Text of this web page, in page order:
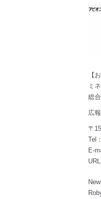
【
ミ
総
広
〒
Tel
E-